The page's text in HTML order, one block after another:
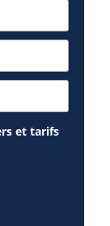
et tarifs